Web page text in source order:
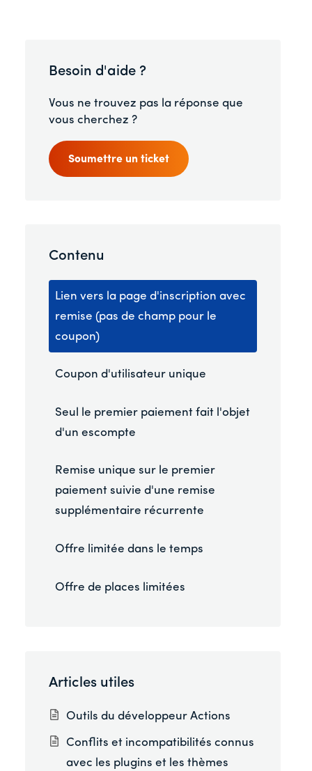
Besoin d'aide ?
Vous ne trouvez pas la réponse que
vous cherchez ?
Soumettre un ticket
Contenu
Lien vers la page d'inscription avec
remise (pas de champ pour le
coupon)
Coupon d'utilisateur unique
Seul le premier paiement fait l'objet
d'un escompte
Remise unique sur le premier
paiement suivie d'une remise
supplémentaire récurrente
Offre limitée dans le temps
Offre de places limitées
Articles utiles
Outils du développeur Actions
Conflits et incompatibilités connus
avec les plugins et les thèmes